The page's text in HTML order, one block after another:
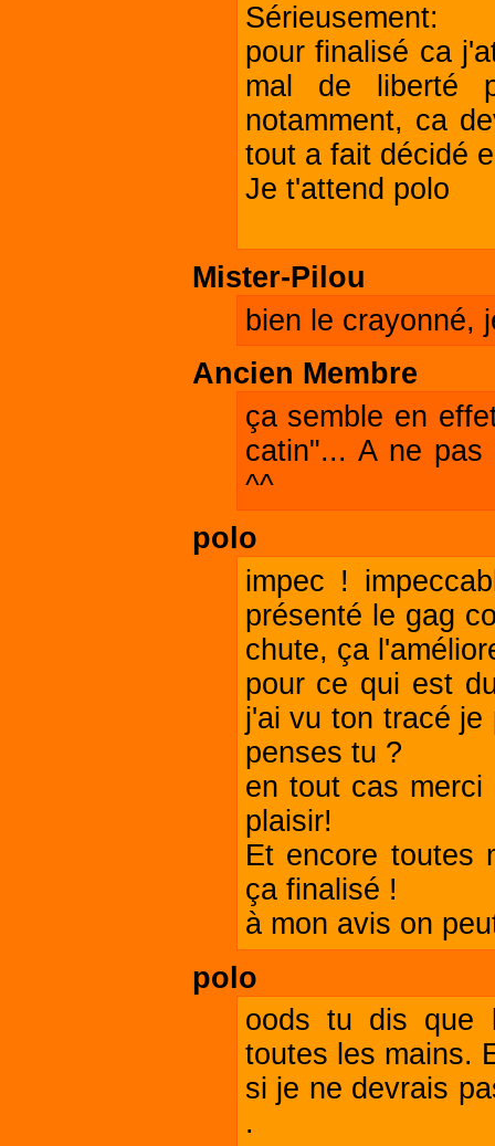
Sérieusement:
pour finalisé ca
mal de liberté
notamment, ca
tout a fait décidé
Je t'attend polo
Mister-Pilou
bien le crayonné,
Ancien Membre
ça semble en
catin"... A ne
^^
polo
impec !
présenté le gag
chute, ça
pour ce qui est
j'ai vu ton tracé je
penses tu ?
en tout cas
plaisir!
Et encore toutes
ça finalisé !
à mon avis on
polo
oods tu dis que
toutes les mains.
si je ne devrais
.